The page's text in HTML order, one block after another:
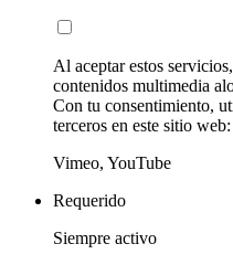
Al aceptar estos
contenidos multimedia
Con tu consentimiento,
terceros en este sitio web:
Vimeo, YouTube
Requerido
Siempre activo